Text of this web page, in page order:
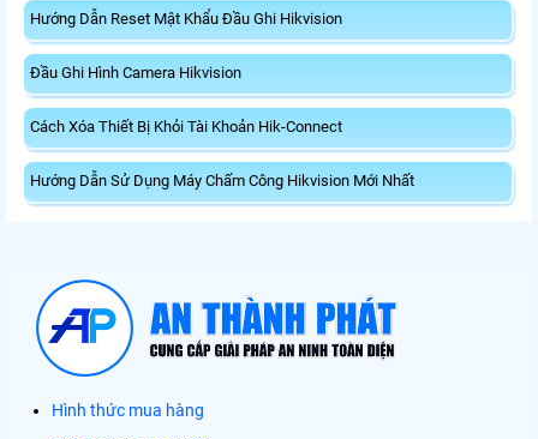
Hướng Dẫn Reset Mật Khẩu Đầu Ghi Hikvision
Đầu Ghi Hình Camera Hikvision
Cách Xóa Thiết Bị Khỏi Tài Khoản Hik-Connect
Hướng Dẫn Sử Dụng Máy Chấm Công Hikvision Mới Nhất
Hình thức mua hàng